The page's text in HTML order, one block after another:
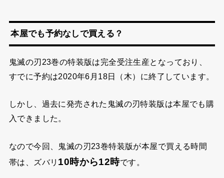
本屋でも予約なしで買える？
鬼滅の刃23巻の特装版は完全受注生産となっており、
すでに予約は2020年6月18日（木）に終了しています。
しかし、過去に発売された鬼滅の刃特装版は本屋でも購
入できました。
なので今回、鬼滅の刃23巻特装版が本屋で買える時間
帯は、ズバリ 10時から12時です。